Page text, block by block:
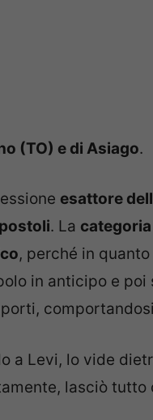
(TO) e di Asiago.
esattore
. La categoria
, perché in
in anticipo e
a Levi, lo vide
lasciò tutto